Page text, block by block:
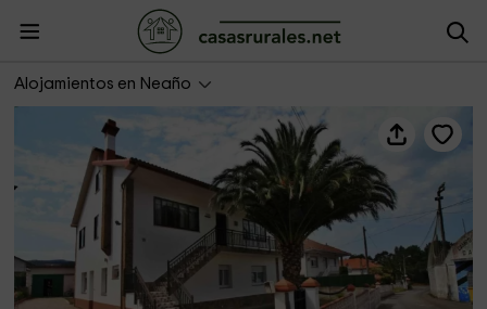
Alojamientos en Neaño
Casas Completas- Apartamento As Redondas